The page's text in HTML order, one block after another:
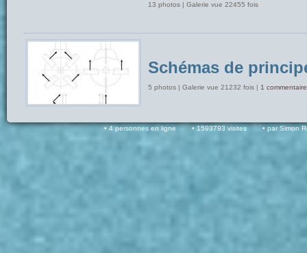
13 photos | Galerie vue 22455 fois
Schémas de
5 photos | Galerie vue 21232 fois | 1
4 personnes en ligne 1593793 visites par Simon